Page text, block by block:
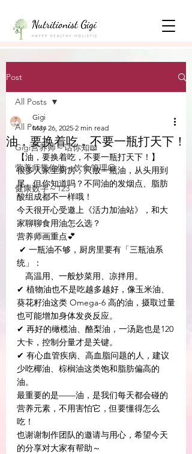
Post
All Posts
Gigi营养师～话你知📖
营养师带你做～饮食管理😃
健康数字～123
All Posts
油，要换着吃，不要一瓶打天下！
Gigi
May 26, 2025 2 min read
【油，要换着吃，不要一瓶打天下！】
很多人家里厨房，只放一瓶油，从头用到
尾。但你知道吗？不同油的发烟点、脂肪
酸组成都不一样哦！
今天很开心受邀上《活力加油站》，和大
家聊聊食用油怎么选？
营养师画重点💕
统」：
高温用、一般炒菜用、凉拌用。
✔ 植物油也不是吃越多越好，像玉米油、
葵花籽油这类 Omega-6 高的油，摄取过量
也可能增加身体发炎反应。
✔ 再好的橄榄油、酪梨油，一汤匙也是120
大卡，控制分量才是关键。
✔ 有心血管疾病、高血脂问题的人，建议
少吃椰油、棕榈油这类饱和脂肪偏高的
油。
最重要的是——油，是我们每天都会碰的
营养元素，不用害怕它，但要懂得怎么
吃！
也谢谢制作团队的邀请与用心，希望今天
的分享对大家有帮助～